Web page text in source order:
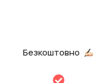
Безкоштовно